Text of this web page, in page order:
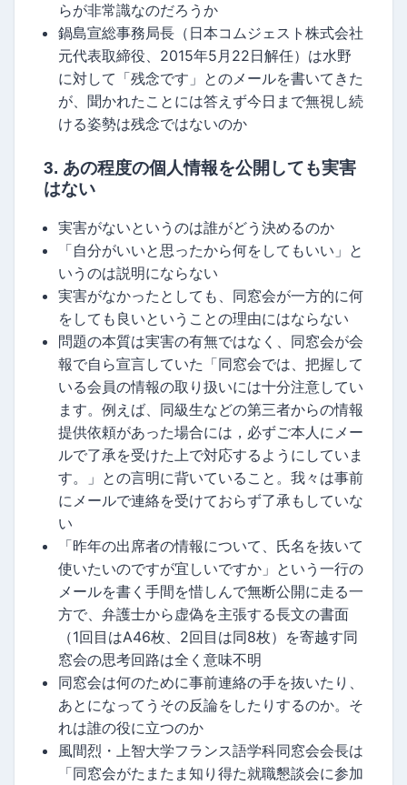
らが非常識なのだろうか
鍋島宣総事務局長（日本コムジェスト株式会社
元代表取締役、2015年5月22日解任）は水野
に対して「残念です」とのメールを書いてきた
が、聞かれたことには答えず今日まで無視し続
ける姿勢は残念ではないのか
3. あの程度の個人情報を公開しても実害
はない
実害がないというのは誰がどう決めるのか
「自分がいいと思ったから何をしてもいい」と
いうのは説明にならない
実害がなかったとしても、同窓会が一方的に何
をしても良いということの理由にはならない
問題の本質は実害の有無ではなく、同窓会が会
報で自ら宣言していた「同窓会では、把握して
いる会員の情報の取り扱いには十分注意してい
ます。例えば、同級生などの第三者からの情報
提供依頼があった場合には，必ずご本人にメー
ルで了承を受けた上で対応するようにしていま
す。」との言明に背いていること。我々は事前
にメールで連絡を受けておらず了承もしていな
い
「昨年の出席者の情報について、氏名を抜いて
使いたいのですが宜しいですか」という一行の
メールを書く手間を惜しんで無断公開に走る一
方で、弁護士から虚偽を主張する長文の書面
（1回目はA46枚、2回目は同8枚）を寄越す同
窓会の思考回路は全く意味不明
同窓会は何のために事前連絡の手を抜いたり、
あとになってうその反論をしたりするのか。そ
れは誰の役に立つのか
風間烈・上智大学フランス語学科同窓会会長は
「同窓会がたまたま知り得た就職懇談会に参加